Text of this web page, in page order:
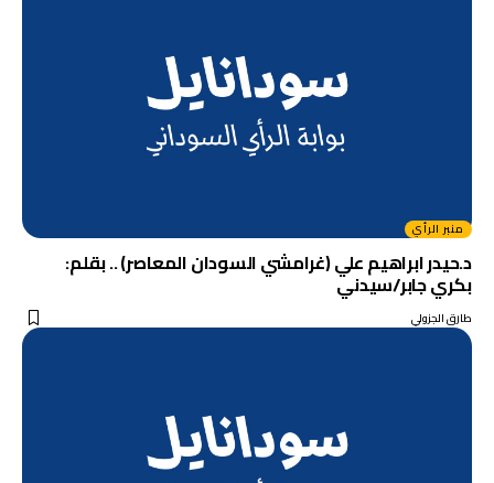
منبر الرأي
د.حيدر ابراهيم علي (غرامشي السودان المعاصر) .. بقلم:
بكري جابر/سيدني
طارق الجزولي